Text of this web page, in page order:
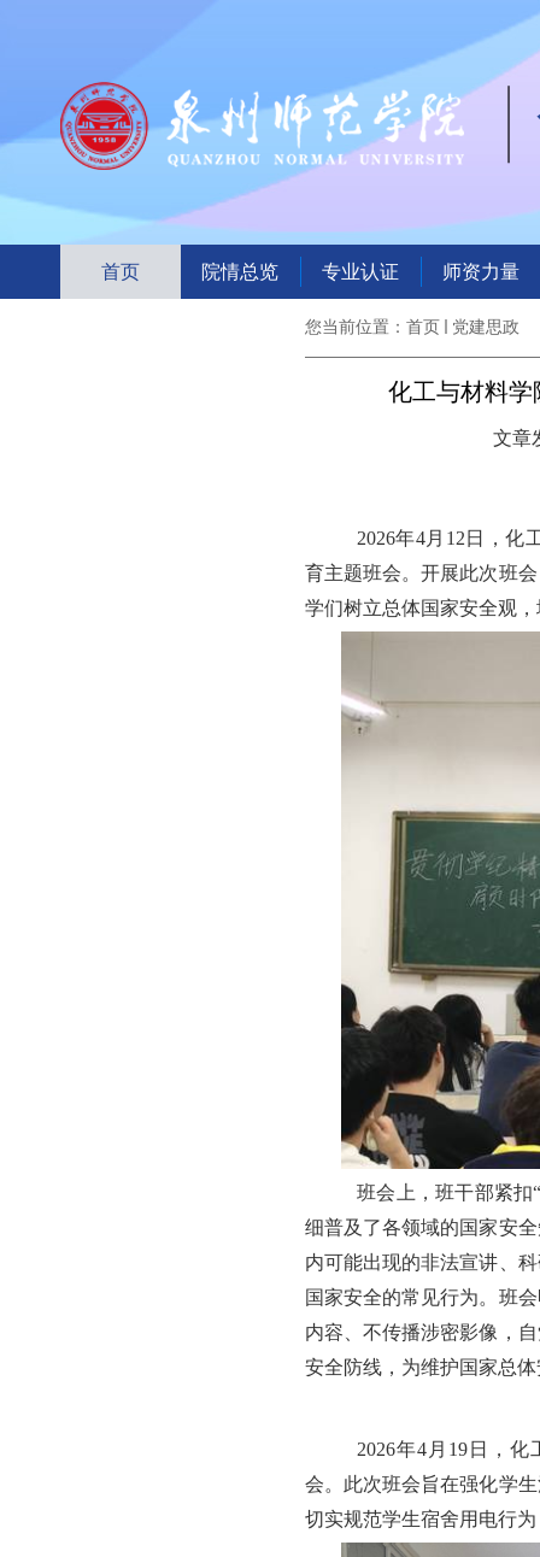
首页 院情总览 专业认证 师资力量
您当前位置： 首页 党建思政
化工与材料
文章
2026年4月12日，化
育主题班会。开展此次班
学们树立总体国家安全观
班会上，班干部紧扣
细普及了各领域的国家安
内可能出现的非法宣讲、
国家安全的常见行为。班
内容、不传播涉密影像，
安全防线，为维护国家总
2026年4月19日，
会。此次班会旨在强化学
切实规范学生宿舍用电行